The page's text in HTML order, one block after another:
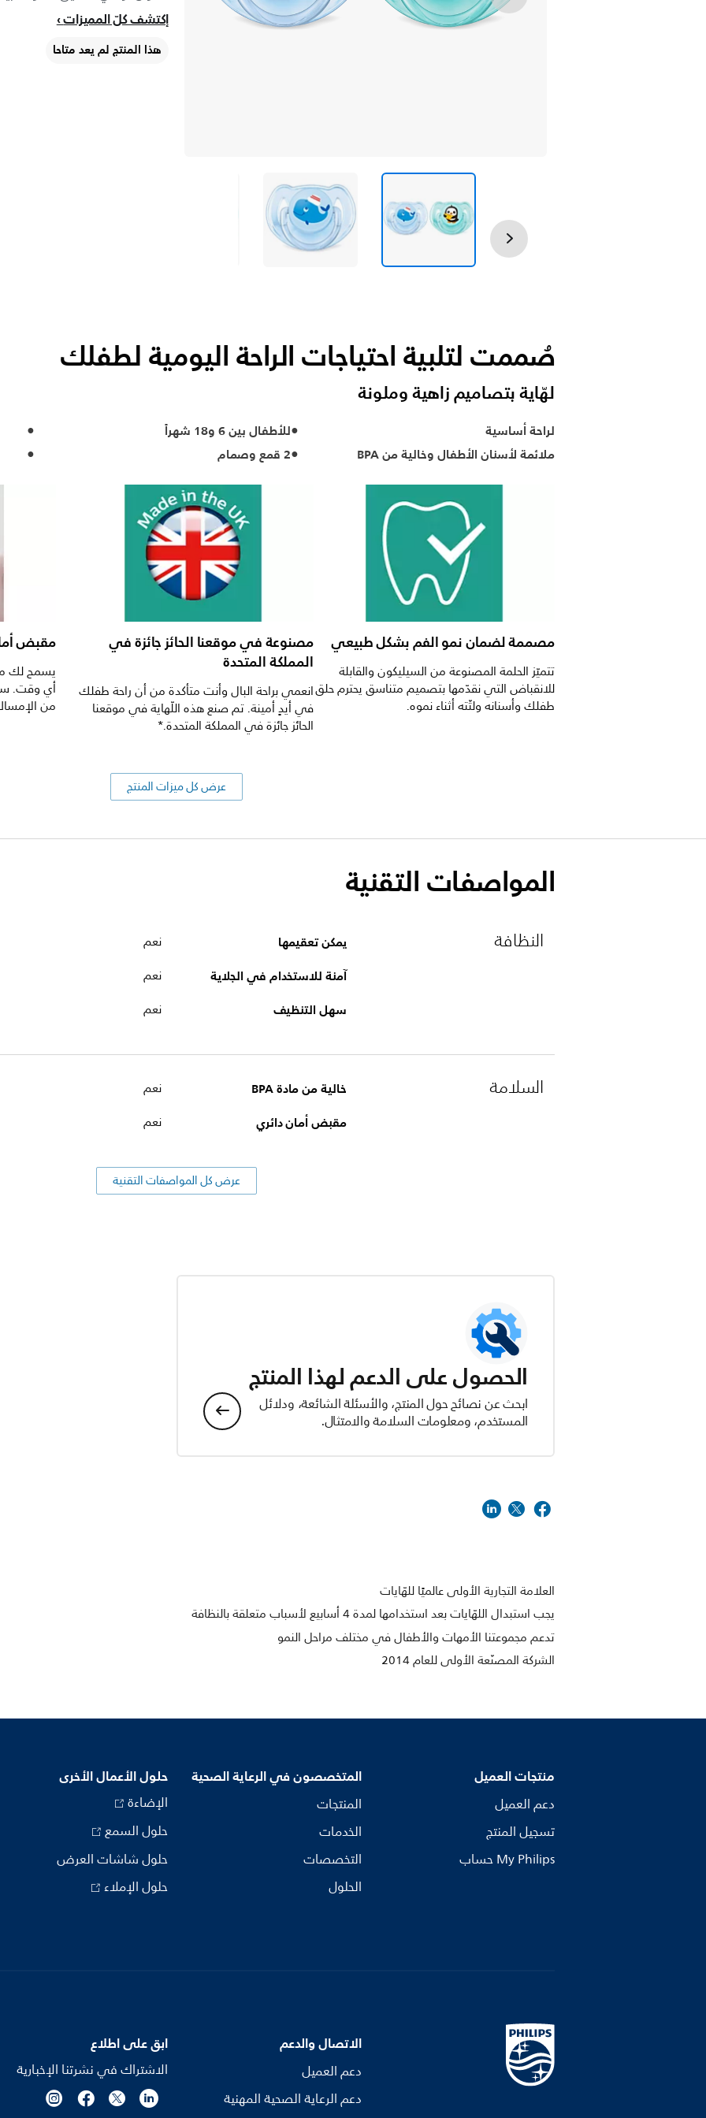
إكتشف كلّ المميزات
هذا المنتج لم يعد متاحا
صُممت لتلبية احتياجات الراحة اليومية لطفلك
لهّاية بتصاميم زاهية وملونة
لراحة أساسية
للأطفال بين 6 و18 شهراً
ملائمة لأسنان الأطفال وخالية من BPA
2 قمع وصمام
مصممة لضمان نمو الفم بشكل طبيعي
تتميّز الحلمة المصنوعة من السيليكون والقابلة
للانقباض التي نقدّمها بتصميم متناسق يحترم حلق
طفلك وأسنانه ولثّته أثناء نموه.
مصنوعة في موقعنا الحائز جائزة في
المملكة المتحدة
انعمي براحة البال وأنت متأكدة من أن راحة طفلك
في أيدٍ أمينة. تم صنع هذه اللّهاية في موقعنا
الحائز جائزة في المملكة المتحدة.*
مقبض
يسمح لك
أي وقت.
من
عرض كل ميزات المنتج
المواصفات التقنية
النظافة يمكن تعقيمها نعم
آمنة للاستخدام في الجلاية نعم
سهل التنظيف نعم
السلامة خالية من مادة BPA نعم
مقبض أمان دائري نعم
عرض كل المواصفات التقنية
الحصول على الدعم لهذا المنتج
ابحث عن نصائح حول المنتج، والأسئلة الشائعة، ودلائل
المستخدم، ومعلومات السلامة والامتثال.
العلامة التجارية الأولى عالميًا للهّايات
يجب استبدال اللهّايات بعد استخدامها لمدة 4 أسابيع لأسباب متعلقة بالنظافة
تدعم مجموعتنا الأمهات والأطفال في مختلف مراحل النمو
الشركة المصنّعة الأولى للعام 2014
منتجات العميل
دعم العميل
تسجيل المنتج
My Philips حساب
المتخصصون في الرعاية الصحية
المنتجات
الخدمات
التخصصات
الحلول
حلول الأعمال الأخرى
الإضاءة
حلول السمع
حلول شاشات العرض
حلول الإملاء
الاتصال والدعم
دعم العميل
دعم الرعاية الصحية المهنية
ابق على اطلاع
الاشتراك في نشرتنا الإخبارية